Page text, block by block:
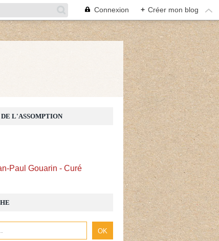
Connexion + Créer mon blog
DE L'ASSOMPTION
Paul Gouarin - Curé